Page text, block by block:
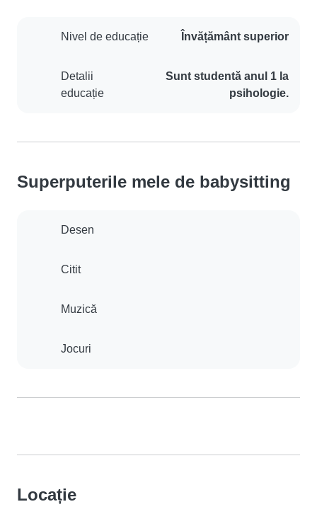
Nivel de educație Învățământ superior
Detalii
educație
Sunt studentă anul 1 la
psihologie.
Superputerile mele de babysitting
Desen
Citit
Muzică
Jocuri
Locație